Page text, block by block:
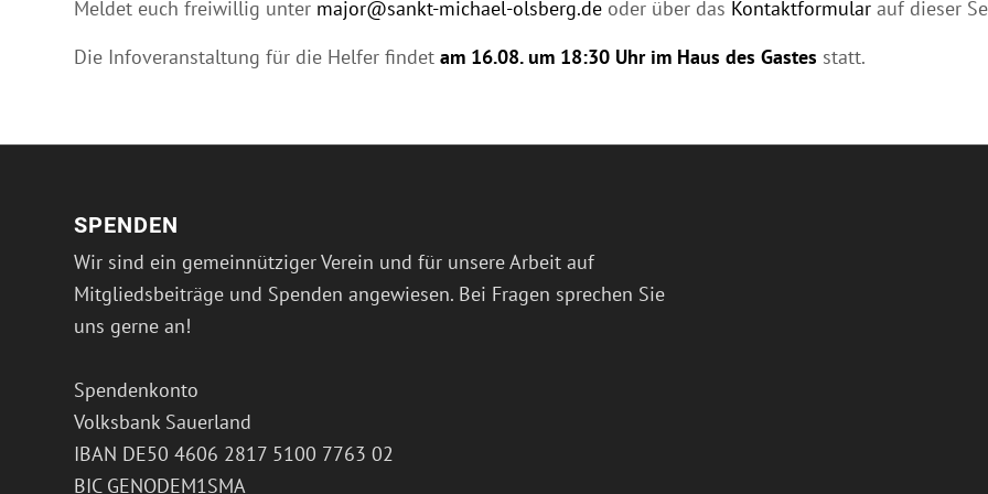
Meldet euch freiwillig unter major@sankt-michael-olsberg.de oder über das Kontaktformular auf dieser
Die Infoveranstaltung für die Helfer findet am 16.08. um 18:30 Uhr im Haus des Gastes statt.
SPENDEN
Wir sind ein gemeinnütziger Verein und für unsere Arbeit auf
Mitgliedsbeiträge und Spenden angewiesen. Bei Fragen sprechen Sie
uns gerne an!
Spendenkonto
Volksbank Sauerland
IBAN DE50 4606 2817 5100 7763 02
BIC GENODEM1SMA